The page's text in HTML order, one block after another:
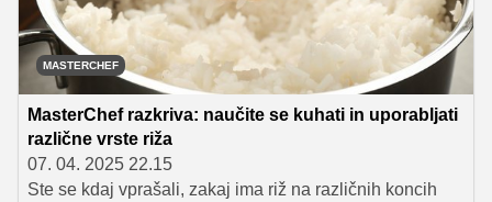
MASTERCHEF
MasterChef razkriva: naučite se kuhati in uporabljati
različne vrste riža
07. 04. 2025 22.15
Ste se kdaj vprašali, zakaj ima riž na različnih koncih